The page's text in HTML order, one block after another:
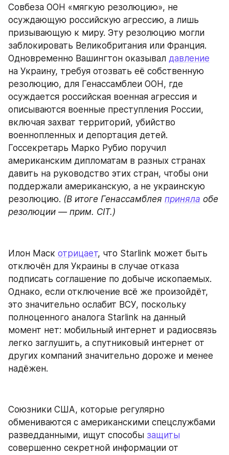
Совбеза ООН «мягкую резолюцию», не
осуждающую российскую агрессию, а лишь
призывающую к миру. Эту резолюцию могли
заблокировать Великобритания или Франция.
Одновременно Вашингтон оказывал давление
на Украину, требуя отозвать её собственную
резолюцию, для Генассамблеи ООН, где
осуждается российская военная агрессия и
описываются военные преступления России,
включая захват территорий, убийство
военнопленных и депортация детей.
Госсекретарь Марко Рубио поручил
американским дипломатам в разных странах
давить на руководство этих стран, чтобы они
поддержали американскую, а не украинскую
резолюцию. (В итоге Генассамблея приняла обе
резолюции — прим. CIT.)
Илон Маск отрицает, что Starlink может быть
отключён для Украины в случае отказа
подписать соглашение по добыче ископаемых.
Однако, если отключение всё же произойдёт,
это значительно ослабит ВСУ, поскольку
полноценного аналога Starlink на данный
момент нет: мобильный интернет и радиосвязь
легко заглушить, а спутниковый интернет от
других компаний значительно дороже и менее
надёжен.
Союзники США, которые регулярно
обмениваются с американскими спецслужбами
разведданными, ищут способы защиты
совершенно секретной информации от